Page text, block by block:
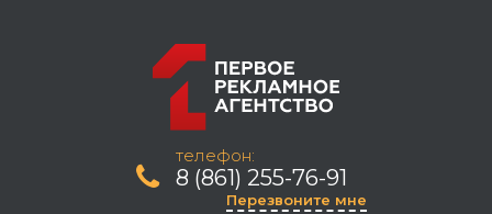
телефон:
8 (861) 255-76-91
Перезвоните мне